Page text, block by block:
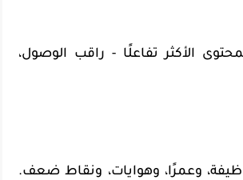
الأكثر تفاعلًا - راقب الوصول،
وعمرًا، وهوايات، ونقاط ضعف.